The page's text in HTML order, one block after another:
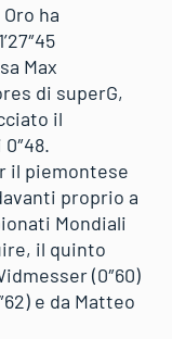
ha
Max
di superG,
il
il piemontese
proprio a
Mondiali
il quinto
(0″60)
e da Matteo